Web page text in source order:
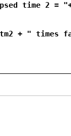
time 2 =
+ " times